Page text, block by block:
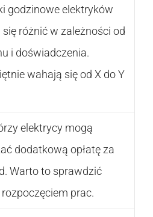
godzinowe elektryków
się różnić w zależności od
i doświadczenia.
wahają się od X do Y
elektrycy mogą
dodatkową opłatę za
Warto to sprawdzić
prac.